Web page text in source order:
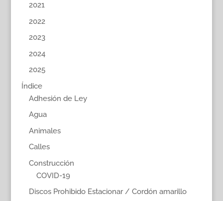
2021
2022
2023
2024
2025
Índice
Adhesión de Ley
Agua
Animales
Calles
Construcción
COVID-19
Discos Prohibido Estacionar / Cordón amarillo